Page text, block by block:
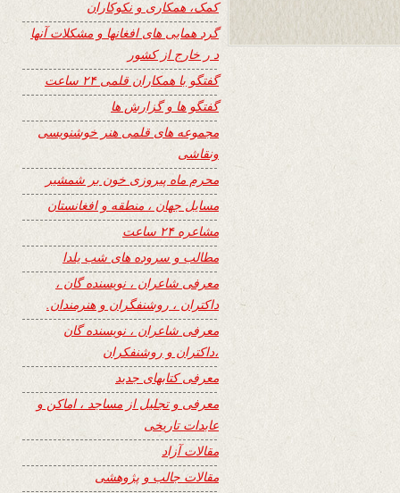
کمک، همکاری و نکوکاران
گرد همایی های افغانها و مشکلات آنها
د ر خارج از کشور
گفتگو با همکاران قلمی ۲۴ ساعت
گفتگو ها و گزارش ها
مجموعه های قلمی هنر خوشنویسی
ونقاشی
محرم ماه پیروزی خون بر شمشیر
مسایل جهان ، منطقه و افغانستان
مشاعره ۲۴ ساعت
مطالب و سروده های شب یلدا
معرفی شاعران ، نویسنده گان ،
داکتران ، روشنفگران و هنرمندان.
معرفی شاعران ، نویسنده گان
،داکتران و روشنفکران
معرفی کتابهای جدید
معرفی و تجلیل از مساجد ، اماکن و
عابدات تاریخی
مقالات آزاد
مقالات جالب و پژوهشی